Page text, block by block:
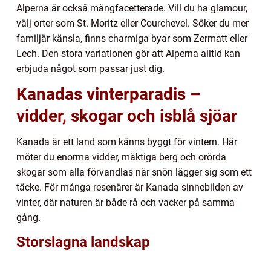
Alperna är också mångfacetterade. Vill du ha glamour,
välj orter som St. Moritz eller Courchevel. Söker du mer
familjär känsla, finns charmiga byar som Zermatt eller
Lech. Den stora variationen gör att Alperna alltid kan
erbjuda något som passar just dig.
Kanadas vinterparadis –
vidder, skogar och isblå sjöar
Kanada är ett land som känns byggt för vintern. Här
möter du enorma vidder, mäktiga berg och orörda
skogar som alla förvandlas när snön lägger sig som ett
täcke. För många resenärer är Kanada sinnebilden av
vinter, där naturen är både rå och vacker på samma
gång.
Storslagna landskap